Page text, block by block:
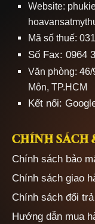
Website:
Mã số thuế:
Số Fax: 0964
Văn phòng:
Môn, TP.HCM
Kết nối:
CHÍNH SÁCH
Chính sách bảo
Chính sách giao
Chính sách đổi trả
Hướng dẫn mua